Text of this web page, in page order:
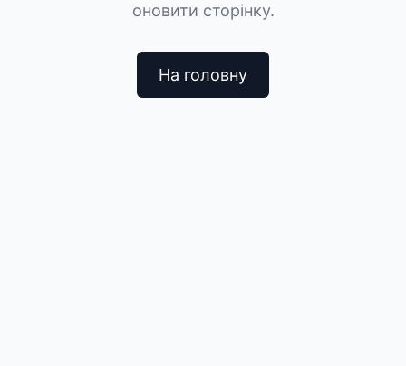
оновити сторінку.
На головну